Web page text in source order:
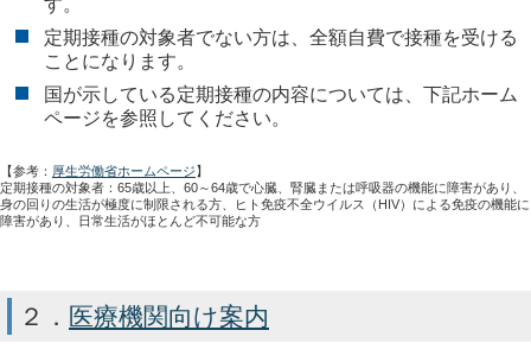
定期接種の対象者でない方は、全額自費で接種を受ける
ことになります。
国が示している定期接種の内容については、下記ホーム
ページを参照してください。
【参考： 厚生労働省ホームページ】
定期接種の対象者：65歳以上、60～64歳で心臓、腎臓または呼吸器の機能に障害があり、
身の回りの生活が極度に制限される方、ヒト免疫不全ウイルス（HIV）による免疫の機能に
障害があり、日常生活がほとんど不可能な方
２． 医療機関向け案内